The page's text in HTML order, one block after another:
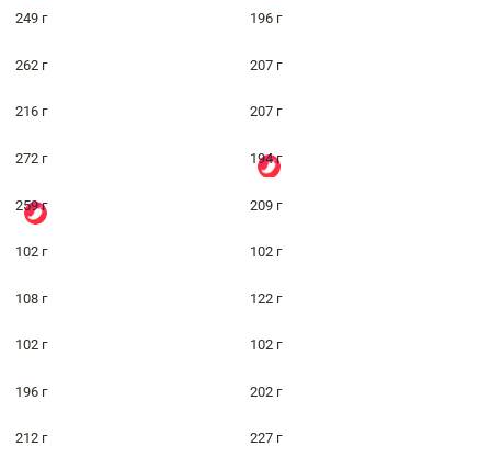
249 г 196 г
262 г 207 г
216 г 207 г
272 г 194 г
259 г 209 г
102 г 102 г
108 г 122 г
102 г 102 г
196 г 202 г
212 г 227 г